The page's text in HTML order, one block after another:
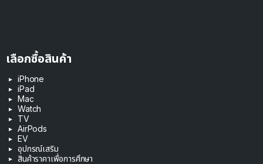
เลือกซื้อสินค้า
iPhone
iPad
Mac
Watch
TV
AirPods
EV
อุปกรณ์เสริม
สินค้าราคาเพื่อการศึกษา